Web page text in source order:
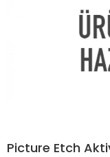
Picture Etch